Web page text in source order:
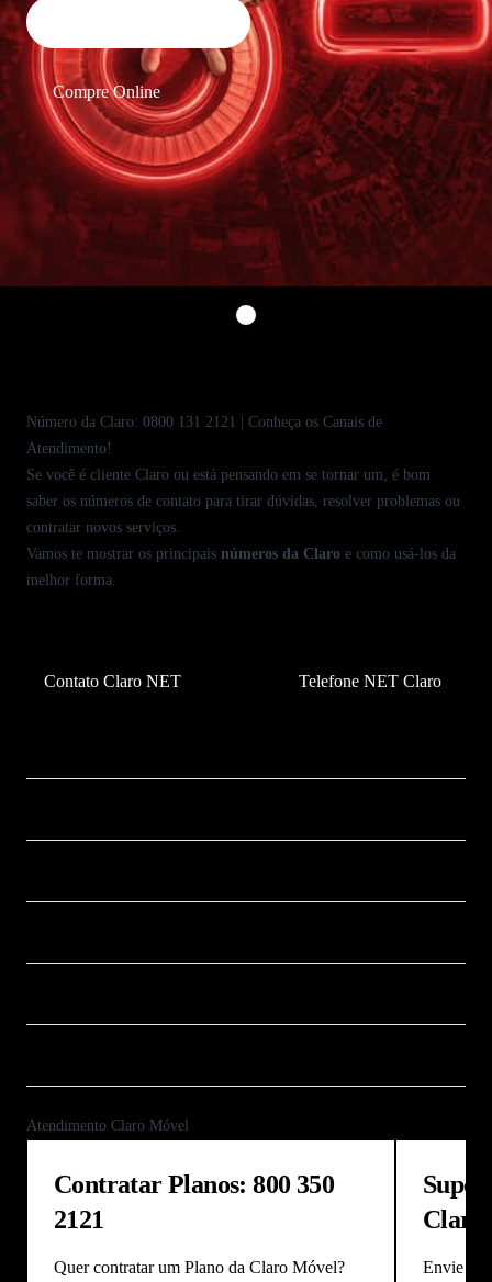
Fone Fixo
Móvel
Central de Atendimento
Compre Online
Selecionar slide
Número da Claro: 0800 131 2121 | Conheça os Canais de
Atendimento!
Se você é cliente Claro ou está pensando em se tornar um, é bom
saber os números de contato para tirar dúvidas , resolver problemas ou
contratar novos serviços
Vamos te mostrar os principais números da Claro e como usá-los da
melhor forma.
Contato Claro NET Telefone NET Claro
Atendimento Claro Móvel
Contratar Planos: 800 350
2121
Quer contratar um Plano da Claro Móvel?
Envie